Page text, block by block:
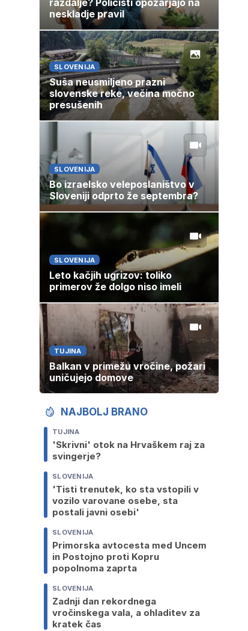
razdalje? Policisti opozarjajo na
neskladje pravil
SLOVENIJA
Suša neusmiljeno prazni
slovenske reke, večina močno
presušenih
SLOVENIJA
Bo izraelsko veleposlaništvo v
Sloveniji odprto že septembra?
SLOVENIJA
Leto kačjih ugrizov: toliko
primerov že dolgo niso imeli
TUJINA
Balkan v primežu vročine, požari
uničujejo domove
NAJBOLJ BRANO
TUJINA
'Skrivni' otok na Hrvaškem raj za
svingerje?
SLOVENIJA
'Tisti trenutek, ko sta vstopili v
vozilo varovane osebe, sta
postali javni osebi'
SLOVENIJA
Primorska avtocesta med Uncem
in Postojno proti Kopru
popolnoma zaprta
SLOVENIJA
Zadnji dan rekordnega
vročinskega vala, a ohladitev za
kratek čas